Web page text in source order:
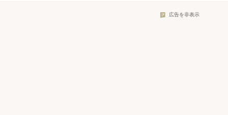
広告を非表示